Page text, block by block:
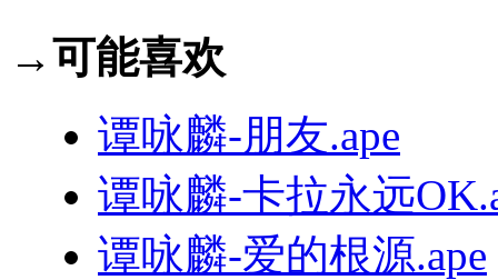
→可能喜欢
谭咏麟-朋友.ape
谭咏麟-卡拉永远
谭咏麟-爱的根源.ape